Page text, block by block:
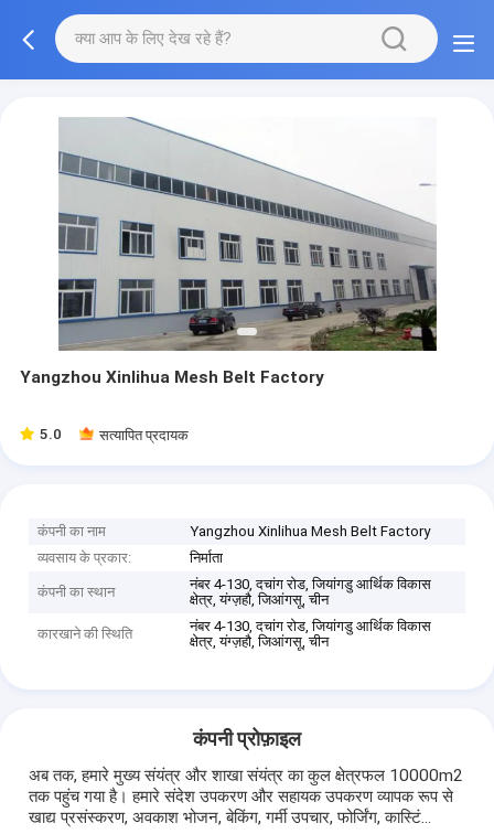
Yangzhou Xinlihua Mesh Belt Factory
5.0 सत्यापित प्रदायक
कंपनी का नाम
Yangzhou Xinlihua Mesh Belt Factory
व्यवसाय के प्रकार:
निर्माता
कंपनी का स्थान
नंबर 4-130, दचांग रोड, जियांगडु आर्थिक विकास
क्षेत्र, यंग्ज़हौ, जिआंगसू, चीन
कारखाने की स्थिति
नंबर 4-130, दचांग रोड, जियांगडु आर्थिक विकास
क्षेत्र, यंग्ज़हौ, जिआंगसू, चीन
कंपनी प्रोफ़ाइल
अब तक, हमारे मुख्य संयंत्र और शाखा संयंत्र का कुल क्षेत्रफल 10000m2
तक पहुंच गया है। हमारे संदेश उपकरण और सहायक उपकरण व्यापक रूप से
खाद्य प्रसंस्करण, अवकाश भोजन, बेकिंग, गर्मी उपचार, फोर्जिंग, कास्टिं...